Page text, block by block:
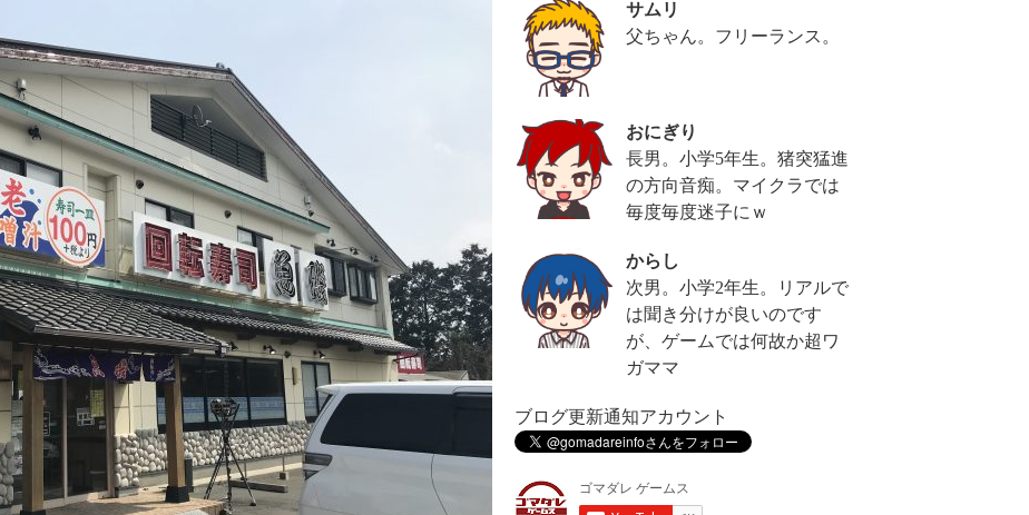
サムリ
父ちゃん。フリーランス。
おにぎり
長男。小学5年生。猪突猛進
の方向音痴。マイクラでは
毎度毎度迷子にｗ
からし
次男。小学2年生。リアルで
は聞き分けが良いのです
が、ゲームでは何故か超ワ
ガママ
ブログ更新通知アカウント